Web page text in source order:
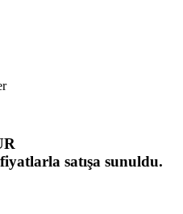
satışa sunuldu.